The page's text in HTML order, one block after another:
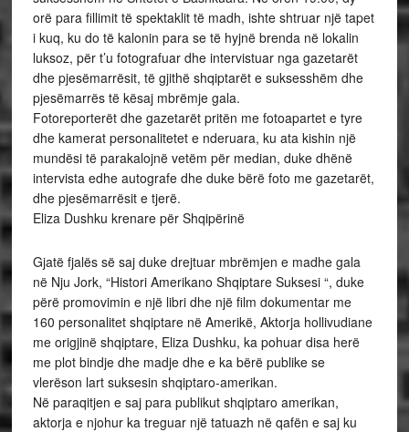
orë para fillimit të spektaklit të madh, ishte shtruar një tapet
i kuq, ku do të kalonin para se të hyjnë brenda në lokalin
luksoz, për t’u fotografuar dhe intervistuar nga gazetarët
dhe pjesëmarrësit, të gjithë shqiptarët e suksesshëm dhe
pjesëmarrës të kësaj mbrëmje gala.
Fotoreporterët dhe gazetarët pritën me fotoapartet e tyre
dhe kamerat personalitetet e nderuara, ku ata kishin një
mundësi të parakalojnë vetëm për median, duke dhënë
intervista edhe autografe dhe duke bërë foto me gazetarët,
dhe pjesëmarrësit e tjerë.
Eliza Dushku krenare për Shqipërinë
Gjatë fjalës së saj duke drejtuar mbrëmjen e madhe gala
në Nju Jork, “Histori Amerikano Shqiptare Suksesi “, duke
përë promovimin e një libri dhe një film dokumentar me
160 personalitet shqiptare në Amerikë, Aktorja hollivudiane
me origjinë shqiptare, Eliza Dushku, ka pohuar disa herë
me plot bindje dhe madje dhe e ka bërë publike se
vlerëson lart suksesin shqiptaro-amerikan.
Në paraqitjen e saj para publikut shqiptaro amerikan,
aktorja e njohur ka treguar një tatuazh në qafën e saj ku